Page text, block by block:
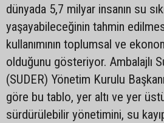
dünyada 5,7 milyar insanın su
yaşayabileceğinin tahmin
kullanımının toplumsal ve
olduğunu gösteriyor. Ambalajlı
(SUDER) Yönetim Kurulu
göre bu tablo, yer altı ve yer
sürdürülebilir yönetimini, su